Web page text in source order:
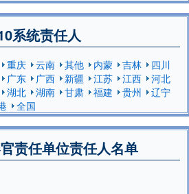
系统责任人
重庆 云南 其他 内蒙 吉林
四川
广东 广西 新疆 江苏 江西
河北
湖北 湖南 甘肃 福建 贵州
辽宁
全国
责任单位责任人名单